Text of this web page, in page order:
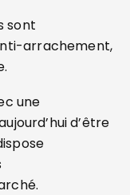
sont
arrachement,
une
d’être